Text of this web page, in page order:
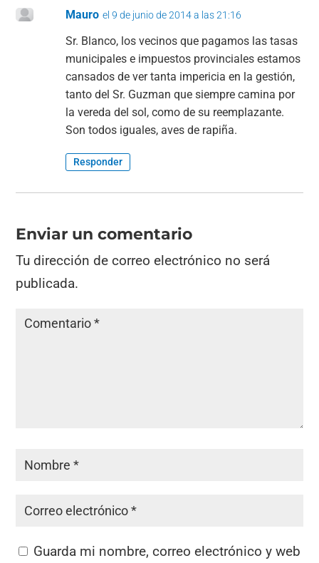
Mauro el 9 de junio de 2014 a las 21:16
Sr. Blanco, los vecinos que pagamos las tasas
municipales e impuestos provinciales estamos
cansados de ver tanta impericia en la gestión,
tanto del Sr. Guzman que siempre camina por
la vereda del sol, como de su reemplazante.
Son todos iguales, aves de rapiña.
Responder
Enviar un comentario
Tu dirección de correo electrónico no será
publicada.
Guarda mi nombre, correo electrónico y web